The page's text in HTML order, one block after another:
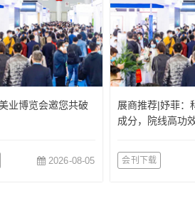
业博览会邀您共破
2026-08-05
展商推荐|妤菲：
成分，院线高功
会刊下载